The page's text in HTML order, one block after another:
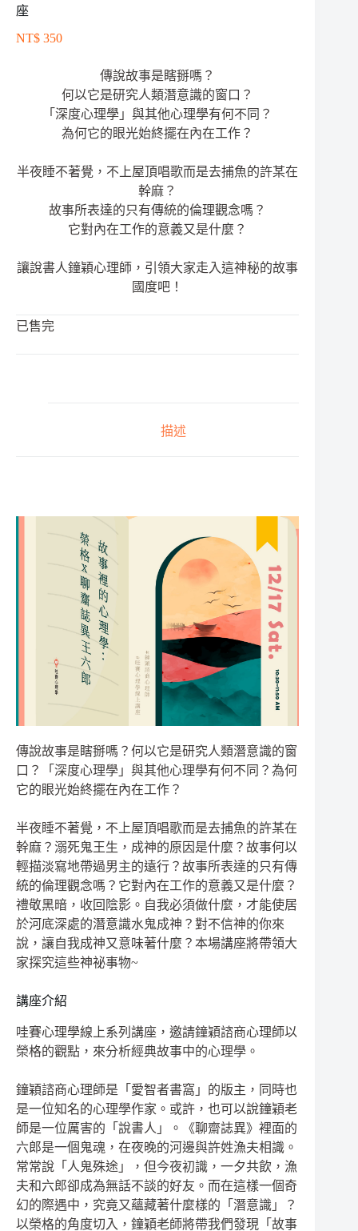
座
NT$ 350
傳說故事是瞎掰嗎？
何以它是研究人類潛意識的窗口？
「深度心理學」與其他心理學有何不同？
為何它的眼光始終擺在內在工作？
半夜睡不著覺，不上屋頂唱歌而是去捕魚的許某在
幹麻？
故事所表達的只有傳統的倫理觀念嗎？
它對內在工作的意義又是什麼？
讓說書人鐘穎心理師，引領大家走入這神秘的故事
國度吧！
已售完
描述
傳說故事是瞎掰嗎？何以它是研究人類潛意識的窗
口？「深度心理學」與其他心理學有何不同？為何
它的眼光始終擺在內在工作？
半夜睡不著覺，不上屋頂唱歌而是去捕魚的許某在
幹麻？溺死鬼王生，成神的原因是什麼？故事何以
輕描淡寫地帶過男主的遠行？故事所表達的只有傳
統的倫理觀念嗎？它對內在工作的意義又是什麼？
禮敬黑暗，收回陰影。自我必須做什麼，才能使居
於河底深處的潛意識水鬼成神？對不信神的你來
說，讓自我成神又意味著什麼？本場講座將帶領大
家探究這些神祕事物~
講座介紹
哇賽心理學線上系列講座，邀請鐘穎諮商心理師以
榮格的觀點，來分析經典故事中的心理學。
鐘穎諮商心理師是「愛智者書窩」的版主，同時也
是一位知名的心理學作家。或許，也可以說鐘穎老
師是一位厲害的「說書人」。《聊齋誌異》裡面的
六郎是一個鬼魂，在夜晚的河邊與許姓漁夫相識。
常常說「人鬼殊途」，但今夜初識，一夕共飲，漁
夫和六郎卻成為無話不談的好友。而在這樣一個奇
幻的際遇中，究竟又蘊藏著什麼樣的「潛意識」？
以榮格的角度切入，鐘穎老師將帶我們發現「故事